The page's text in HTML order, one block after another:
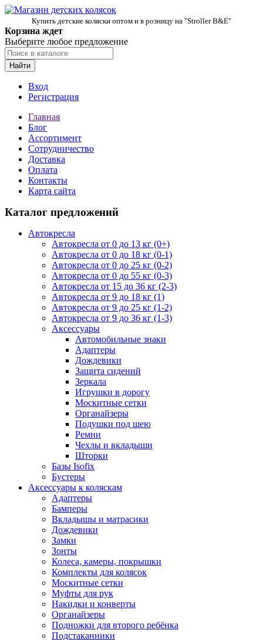
Купить детские коляски оптом и в розницу на "Stroller B&E"
Корзина ждет
Выберите любое предложение
Найти
Вход
Регистрация
Главная
Блог
Ассортимент
Сотрудничество
Доставка
Оплата
Контакты
Карта сайта
Каталог предложений
Автокресла
Автокресла от 0 до 13 кг (0+)
Автокресла от 0 до 18 кг (0-1)
Автокресла от 0 до 25 кг (0-2)
Автокресла от 0 до 55 кг (0-3)
Автокресла от 15 до 36 кг (2-3)
Автокресла от 9 до 18 кг (1)
Автокресла от 9 до 25 кг (1-2)
Автокресла от 9 до 36 кг (1-3)
Аксессуары
Автомобильные знаки
Адаптеры
Дождевики
Защита сидений
Зеркала
Игрушки в дорогу
Москитные сетки
Органайзеры
Подушки под шею
Ремни
Чехлы и вкладыши
Шторки
Базы Isofix
Бустеры
Аксессуары к коляскам
Адаптеры
Бамперы
Вкладышы и матрасики
Дождевики
Замки
Зонты
Колеса, камеры, покрышки
Комплекты для колясок
Москитные сетки
Муфты для рук
Накидки и конверты
Органайзеры
Подножки для второго ребёнка
Подстаканники